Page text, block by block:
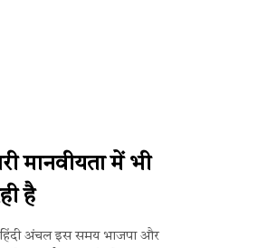
मानवीयता में भी
है
अंचल इस समय भाजपा और